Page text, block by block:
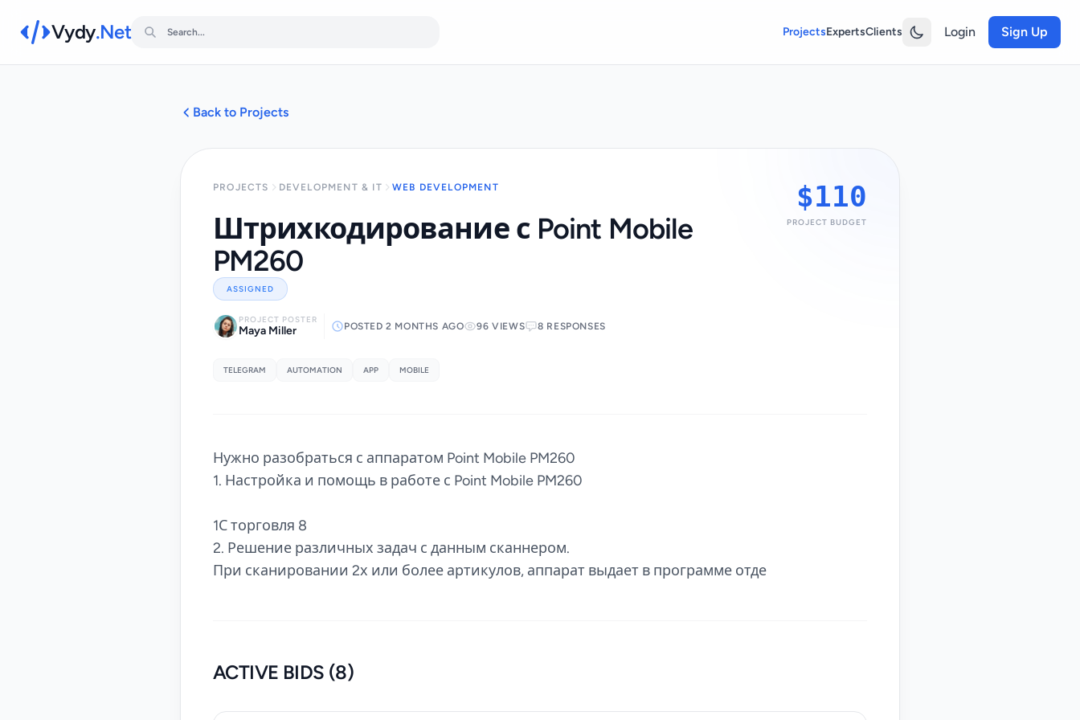
Vydy.Net ProjectsExpertsClients Login Sign Up
Back to Projects
PROJECTS DEVELOPMENT & IT WEB DEVELOPMENT
Штрихкодирование с Point Mobile
PM260
ASSIGNED
PROJECT POSTER
Maya Miller POSTED 2 MONTHS AGO 96 VIEWS 8 RESPONSES
TELEGRAM AUTOMATION APP MOBILE
$110
PROJECT BUDGET
Нужно разобраться с аппаратом Point Mobile PM260
1. Настройка и помощь в работе с Point Mobile PM260
1С торговля 8
2. Решение различных задач с данным сканнером.
При сканировании 2х или более артикулов, аппарат выдает в программе отде
ACTIVE BIDS (8)